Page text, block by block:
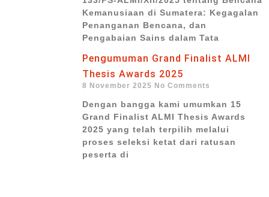
Kemanusiaan di Sumatera: Kegagalan
Penanganan Bencana, dan
Pengabaian Sains dalam Tata
Pengumuman Grand Finalist ALMI
Thesis Awards 2025
8 November 2025 No Comments
Dengan bangga kami umumkan 15
Grand Finalist ALMI Thesis Awards
2025 yang telah terpilih melalui
proses seleksi ketat dari ratusan
peserta di